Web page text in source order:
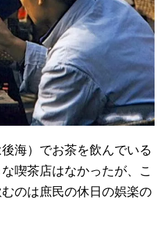
海）でお茶を飲んでいる
喫茶店はなかったが、こ
のは庶民の休日の娯楽の